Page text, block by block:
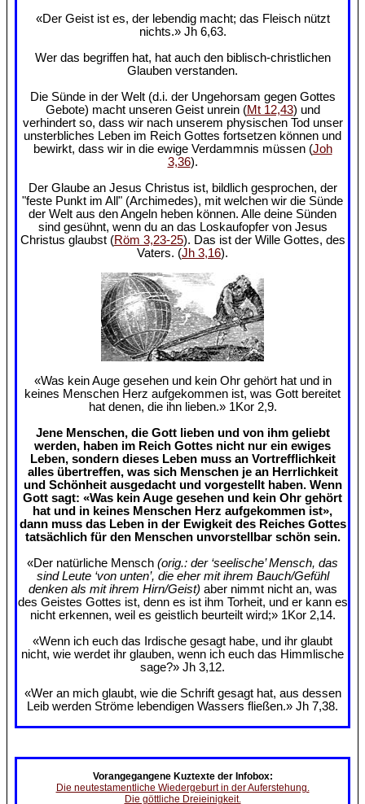
«Der Geist ist es, der lebendig macht; das Fleisch nützt
nichts.» Jh 6,63.
Wer das begriffen hat, hat auch den biblisch-christlichen
Glauben verstanden.
Die Sünde in der Welt (d.i. der Ungehorsam gegen Gottes
Gebote) macht unseren Geist unrein (Mt 12,43) und
verhindert so, dass wir nach unserem physischen Tod unser
unsterbliches Leben im Reich Gottes fortsetzen können und
bewirkt, dass wir in die ewige Verdammnis müssen (Joh
3,36).
Der Glaube an Jesus Christus ist, bildlich gesprochen, der
"feste Punkt im All" (Archimedes), mit welchen wir die Sünde
der Welt aus den Angeln heben können. Alle deine Sünden
sind gesühnt, wenn du an das Loskaufopfer von Jesus
Christus glaubst (Röm 3,23-25). Das ist der Wille Gottes, des
Vaters. (Jh 3,16).
«Was kein Auge gesehen und kein Ohr gehört hat und in
keines Menschen Herz aufgekommen ist, was Gott bereitet
hat denen, die ihn lieben.» 1Kor 2,9.
Jene Menschen, die Gott lieben und von ihm geliebt
werden, haben im Reich Gottes nicht nur ein ewiges
Leben, sondern dieses Leben muss an Vortrefflichkeit
alles übertreffen, was sich Menschen je an Herrlichkeit
und Schönheit ausgedacht und vorgestellt haben. Wenn
Gott sagt: «Was kein Auge gesehen und kein Ohr gehört
hat und in keines Menschen Herz aufgekommen ist»,
dann muss das Leben in der Ewigkeit des Reiches Gottes
tatsächlich für den Menschen unvorstellbar schön sein.
«Der natürliche Mensch (orig.: der ‘seelische’ Mensch, das
sind Leute ‘von unten’, die eher mit ihrem Bauch/Gefühl
denken als mit ihrem Hirn/Geist) aber nimmt nicht an, was
des Geistes Gottes ist, denn es ist ihm Torheit, und er kann es
nicht erkennen, weil es geistlich beurteilt wird;» 1Kor 2,14.
«Wenn ich euch das Irdische gesagt habe, und ihr glaubt
nicht, wie werdet ihr glauben, wenn ich euch das Himmlische
sage?» Jh 3,12.
«Wer an mich glaubt, wie die Schrift gesagt hat, aus dessen
Leib werden Ströme lebendigen Wassers fließen.» Jh 7,38.
Vorangegangene Kuztexte der Infobox:
Die neutestamentliche Wiedergeburt in der Auferstehung.
Die göttliche Dreieinigkeit.